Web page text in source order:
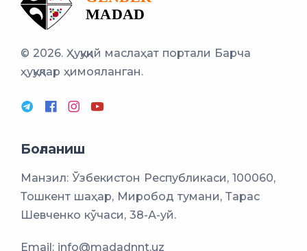
© 2026. Ҳуқуқий маслаҳат портали Барча
ҳуқуқлар ҳимояланган.
Боғланиш
Манзил: Ўзбекистон Республикаси, 100060,
Тошкент шаҳар, Миробод тумани, Тарас
Шевченко кўчаси, 38-А-уй.
Email: info@madadnnt.uz